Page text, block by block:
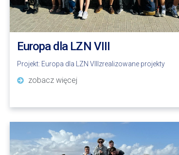
Europa dla LZN VIII
Projekt: Europa dla LZN VIII zrealizowane projekty
zobacz więcej